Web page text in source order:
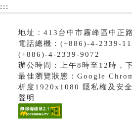
:::
地址：413台中市霧峰區中正
電話總機：(+886)-4-2339-
(+886)-4-2339-9072
辦公時間：上午8時至12時，
最佳瀏覽狀態：Google
析度1920x1080 隱私權及安
聲明